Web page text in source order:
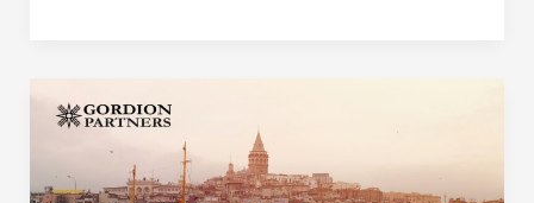
turque
investissement